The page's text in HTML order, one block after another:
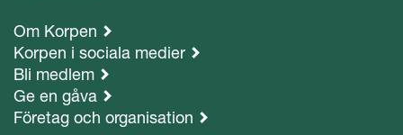
Om Korpen
Korpen i sociala medier
Bli medlem
Ge en gåva
Företag och organisation